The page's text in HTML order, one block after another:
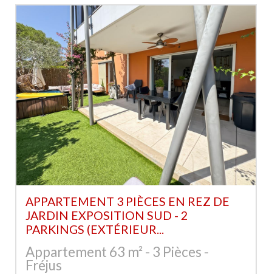
APPARTEMENT 3 PIÈCES EN REZ DE
JARDIN EXPOSITION SUD - 2
PARKINGS (EXTÉRIEUR...
Appartement 63 m² - 3 Pièces -
Fréjus